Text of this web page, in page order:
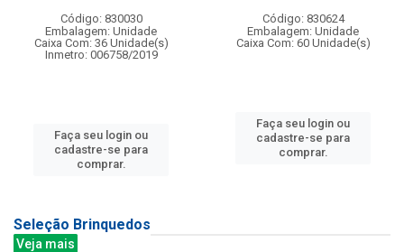
Código: 830030
Embalagem: Unidade
Caixa Com: 36 Unidade(s)
Inmetro: 006758/2019
Faça seu login ou
cadastre-se para
comprar.
Código: 830624
Embalagem: Unidade
Caixa Com: 60 Unidade(s)
Faça seu login ou
cadastre-se para
comprar.
Seleção Brinquedos
Veja mais